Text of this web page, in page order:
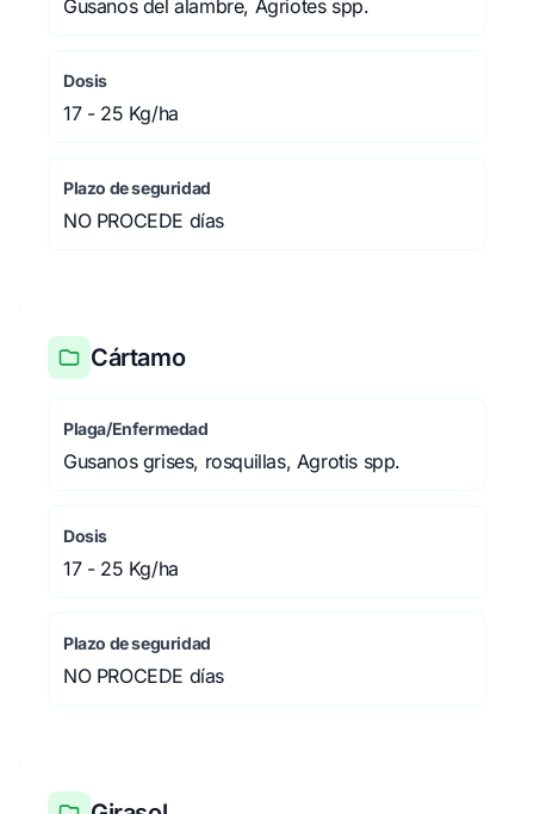
Gusanos del alambre, Agriotes spp.
Dosis
17 - 25 Kg/ha
Plazo de seguridad
NO PROCEDE días
Cártamo
Plaga/Enfermedad
Gusanos grises, rosquillas, Agrotis spp.
Dosis
17 - 25 Kg/ha
Plazo de seguridad
NO PROCEDE días